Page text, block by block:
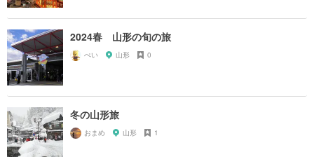
2024春 山形の旬の旅
ぺい 山形 0
冬の山形旅
おまめ 山形 1